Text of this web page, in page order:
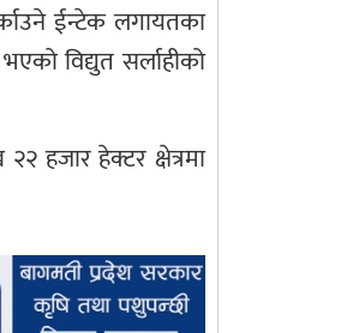
ईन्टेक लगायतका
विद्युत सर्लाहीको
हजार हेक्टर क्षेत्रमा